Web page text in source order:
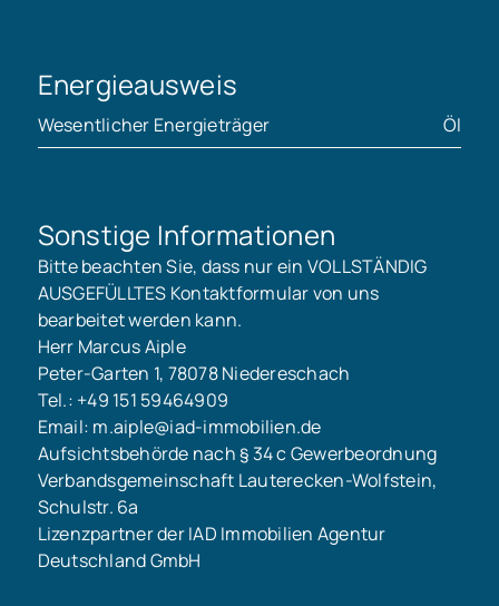
Energieausweis
Wesentlicher Energieträger Öl
Sonstige Informationen
Bitte beachten Sie, dass nur ein VOLLSTÄNDIG
AUSGEFÜLLTES Kontaktformular von uns
bearbeitet werden kann.
Herr Marcus Aiple
Peter-Garten 1, 78078 Niedereschach
Tel.: +49 151 59464909
Email: m.aiple@iad-immobilien.de
Aufsichtsbehörde nach § 34 c Gewerbeordnung
Verbandsgemeinschaft Lauterecken-Wolfstein,
Schulstr. 6a
Lizenzpartner der IAD Immobilien Agentur
Deutschland GmbH